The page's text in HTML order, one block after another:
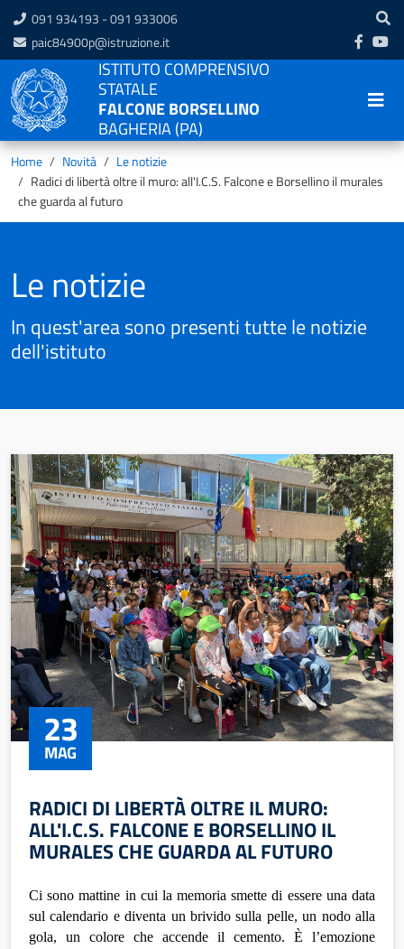
091 934193 - 091 933006
paic84900p@istruzione.it
ISTITUTO COMPRENSIVO
STATALE
FALCONE BORSELLINO
BAGHERIA (PA)
Home Novità
Le notizie
Radici di libertà oltre il muro: all'I.C.S. Falcone e Borsellino il murales
che guarda al futuro
Le notizie
In quest'area sono presenti tutte le notizie
dell'istituto
23
MAG
RADICI DI LIBERTÀ OLTRE IL MURO:
ALL'I.C.S. FALCONE E BORSELLINO IL
MURALES CHE GUARDA AL FUTURO
Ci sono mattine in cui la memoria smette di essere una data
sul calendario e diventa un brivido sulla pelle, un nodo alla
gola, un colore che accende il cemento. È l’emozione